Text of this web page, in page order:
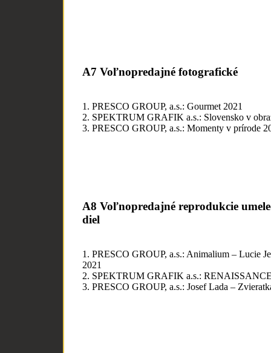
A7 Voľnopredajné fotografické
1. PRESCO GROUP, a.s.: Gourmet 2021
2. SPEKTRUM GRAFIK a.s.: Slovensko v
3. PRESCO GROUP, a.s.: Momenty v prírode
A8 Voľnopredajné reprodukcie
diel
1. PRESCO GROUP, a.s.: Animalium – Lucie
2021
2. SPEKTRUM GRAFIK a.s.:
3. PRESCO GROUP, a.s.: Josef Lada –